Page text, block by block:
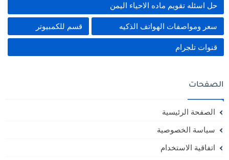
حل اسئله تقويم ماده الاحياء اليمن
سعر ومواصفات الهواتف الذكيه قسم للكمبيوتر
قنوات تلجرام
الصفحات
الصفحة الرئيسية
سياسة الخصوصية
اتفاقية الاستخدام